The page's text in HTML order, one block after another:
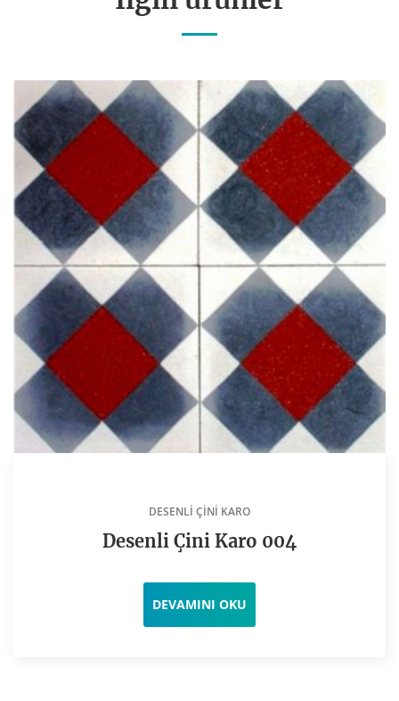
DESENLI ÇINI KARO
Desenli Çini Karo 004
DEVAMINI OKU